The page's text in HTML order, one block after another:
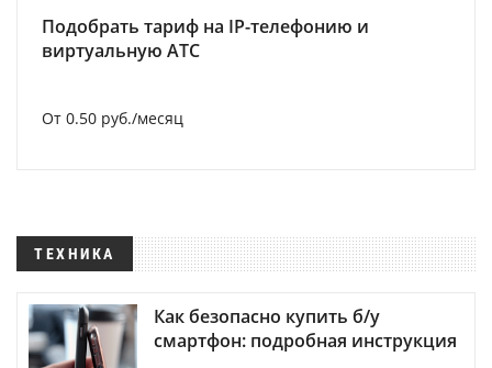
Подобрать тариф на IP-телефонию и
виртуальную АТС
От 0.50 руб./месяц
ТЕХНИКА
Как безопасно купить б/у
смартфон: подробная инструкция